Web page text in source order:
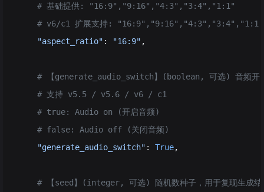
    # 基础提供: "16:9","9:16","4:3","3:4","1:1"
# v6/c1 扩展支持:
    "aspect_ratio"
: "16:9" ,
# 【generate_audio_switch】(boolean, 可选) 音频开
    # 支持 v5.5 / v5.6 / v6 / c1
    # true: Audio on (开启音频)
    # false: Audio off (关闭音频)
    "generate_audio_switch"
: True,
# 【seed】(integer, 可选) 随机数种子，用于复现生成结